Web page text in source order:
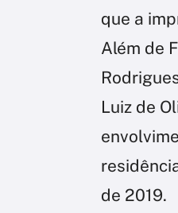
que a
Além de
Luiz de
de 2019.